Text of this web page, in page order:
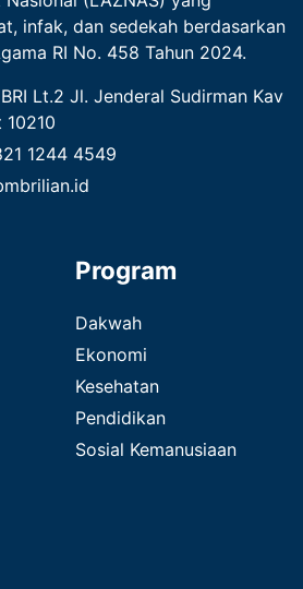
infak, dan sedekah berdasarkan
RI No. 458 Tahun 2024.
Lt.2 Jl. Jenderal Sudirman Kav
1244 4549
Program
Dakwah
Ekonomi
Kesehatan
Pendidikan
Sosial Kemanusiaan